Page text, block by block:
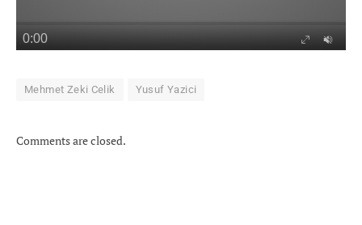
Mehmet Zeki Celik Yusuf Yazici
Comments are closed.